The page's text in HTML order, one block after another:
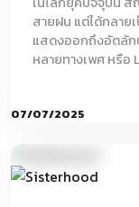
สายฝน แต่ได้กลาย
แสดงออกถึงอัตลัก
หลายทางเพศ หรือ
07/07/2025